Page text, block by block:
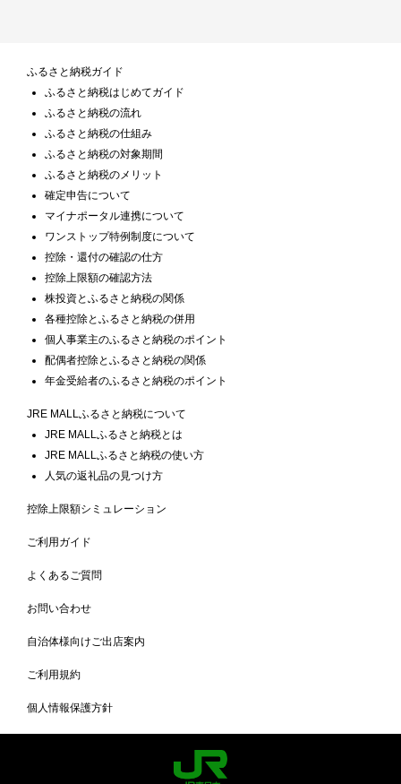
ふるさと納税ガイド
ふるさと納税はじめてガイド
ふるさと納税の流れ
ふるさと納税の仕組み
ふるさと納税の対象期間
ふるさと納税のメリット
確定申告について
マイナポータル連携について
ワンストップ特例制度について
控除・還付の確認の仕方
控除上限額の確認方法
株投資とふるさと納税の関係
各種控除とふるさと納税の併用
個人事業主のふるさと納税のポイント
配偶者控除とふるさと納税の関係
年金受給者のふるさと納税のポイント
JRE MALLふるさと納税について
JRE MALLふるさと納税とは
JRE MALLふるさと納税の使い方
人気の返礼品の見つけ方
控除上限額シミュレーション
ご利用ガイド
よくあるご質問
お問い合わせ
自治体様向けご出店案内
ご利用規約
個人情報保護方針